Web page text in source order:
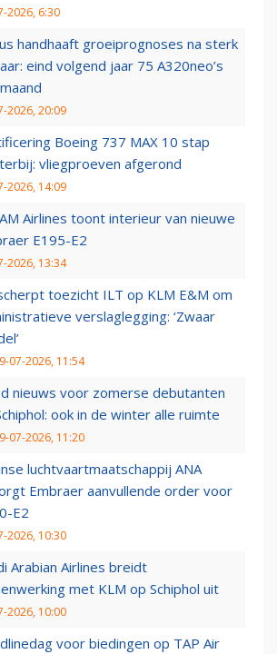
2026, 6:30
handhaaft groeiprognoses na sterk
eind volgend jaar 75 A320neo’s
2026, 20:09
Boeing 737 MAX 10 stap
vliegproeven afgerond
2026, 14:09
Airlines toont interieur van nieuwe
E195-E2
2026, 13:34
toezicht ILT op KLM E&M om
verslaglegging: ‘Zwaar
07-2026, 11:54
nieuws voor zomerse debutanten
ook in de winter alle ruimte
07-2026, 11:20
luchtvaartmaatschappij ANA
Embraer aanvullende order voor
E2
2026, 10:30
Arabian Airlines breidt
met KLM op Schiphol uit
2026, 10:00
voor biedingen op TAP Air